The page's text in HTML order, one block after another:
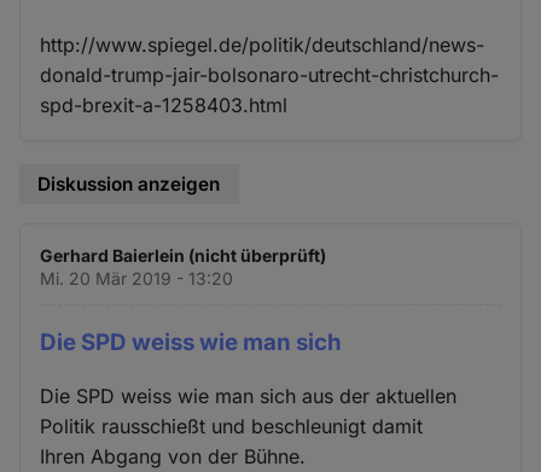
http://www.spiegel.de/politik/deutschland/news-
donald-trump-jair-bolsonaro-utrecht-christchurch-
spd-brexit-a-1258403.html
Diskussion anzeigen
Gerhard Baierlein (nicht überprüft)
Mi. 20 Mär 2019 - 13:20
Die SPD weiss wie man sich
Die SPD weiss wie man sich aus der aktuellen
Politik rausschießt und beschleunigt damit
Ihren Abgang von der Bühne.